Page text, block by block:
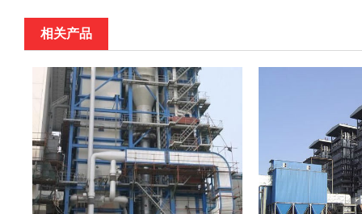
相关产品